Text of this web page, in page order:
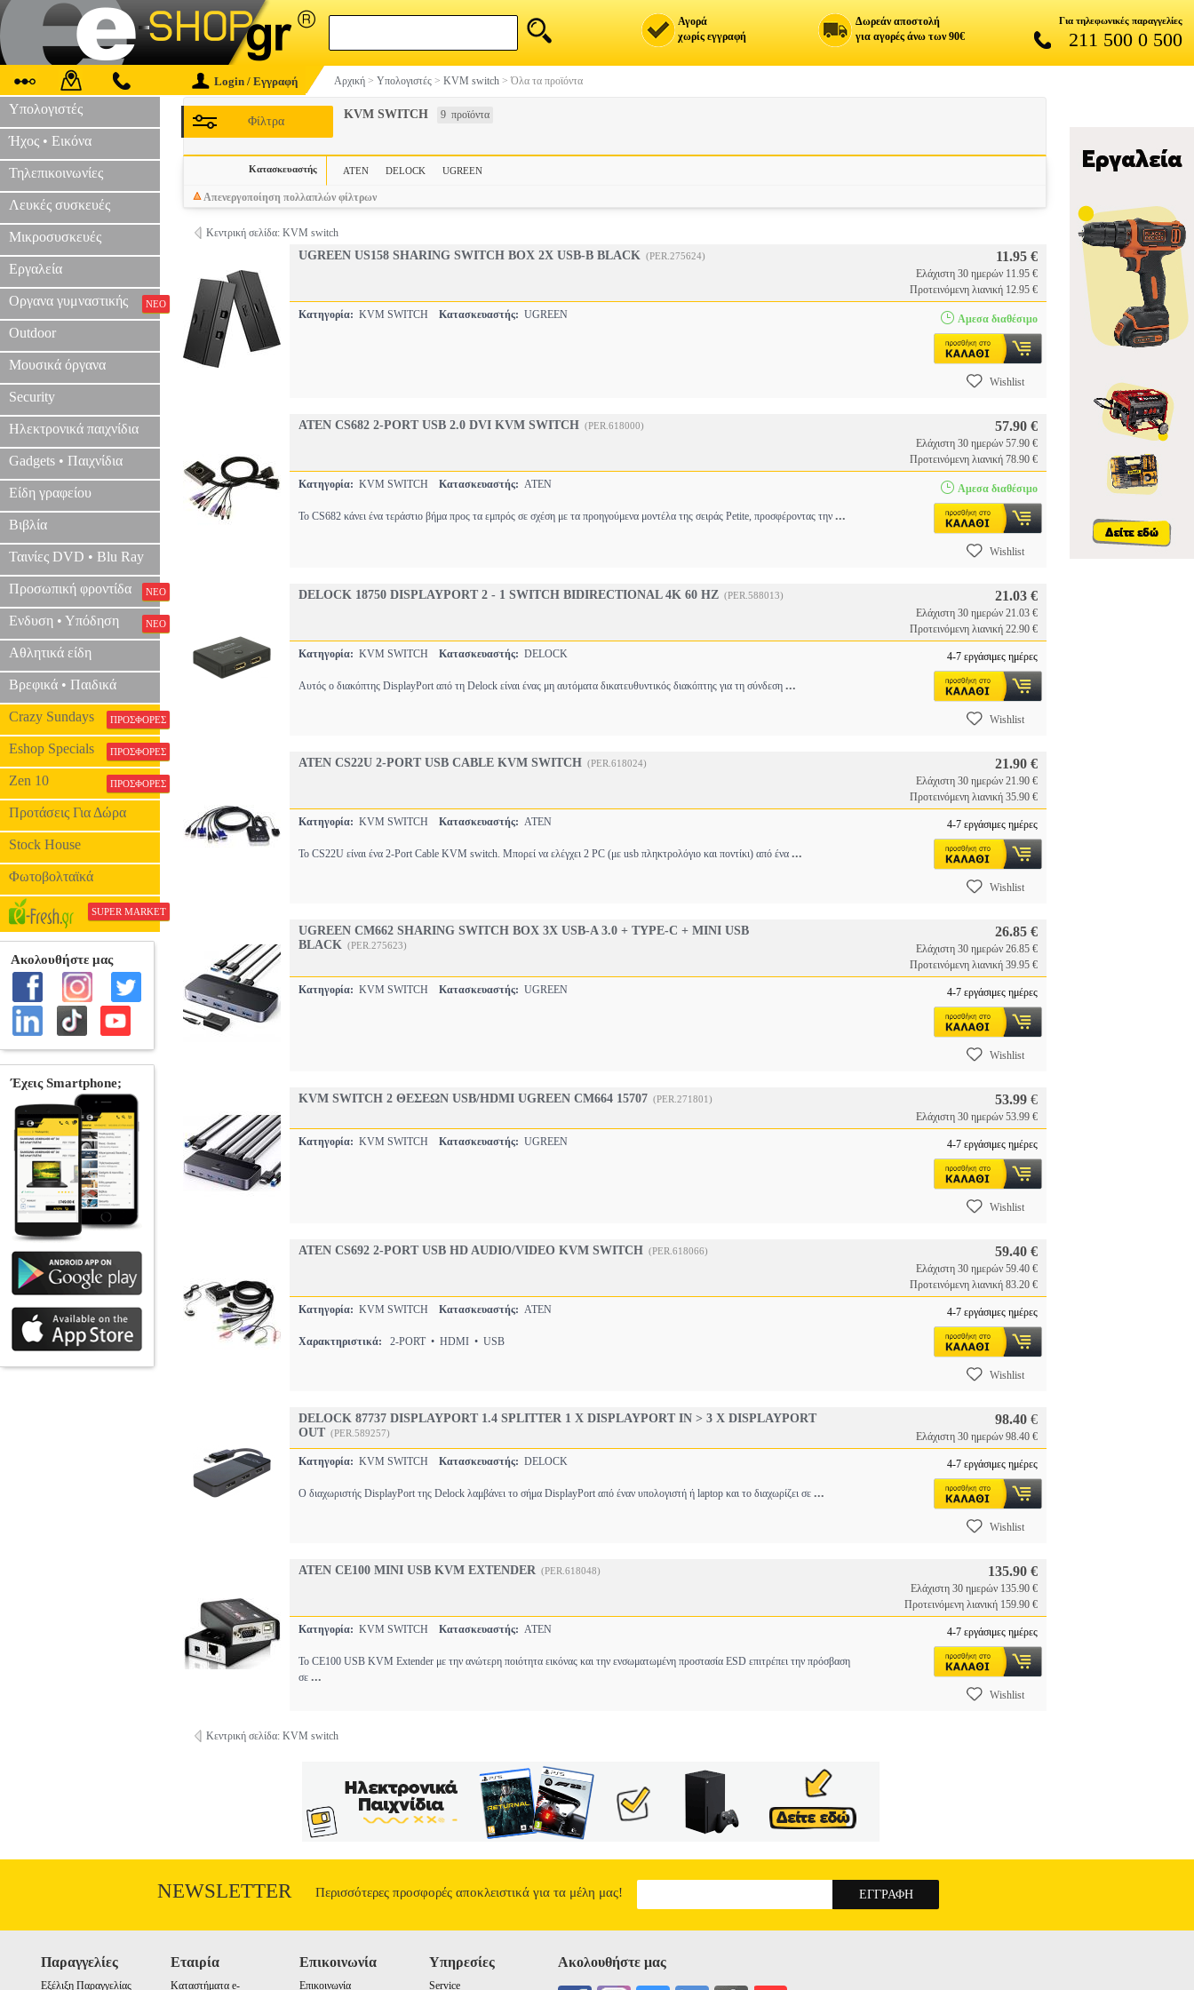
Αγορά
χωρίς εγγραφή
Δωρεάν αποστολή
για αγορές άνω των 90€
Για τηλεφωνικές παραγγελίες
211 500 0 500
Login / Εγγραφή Αρχική > Υπολογιστές > KVM switch >Όλα τα προϊόντα
Υπολογιστές
Ήχος • Εικόνα
Τηλεπικοινωνίες
Λευκές συσκευές
Μικροσυσκευές
Εργαλεία
Οργανα γυμναστικής ΝΕΟ
Outdoor
Μουσικά όργανα
Security
Ηλεκτρονικά παιχνίδια
Gadgets • Παιχνίδια
Είδη γραφείου
Βιβλία
Ταινίες DVD • Blu Ray
Προσωπική φροντίδα ΝΕΟ
Ενδυση • Υπόδηση ΝΕΟ
Αθλητικά είδη
Βρεφικά • Παιδικά
Crazy Sundays ΠΡΟΣΦΟΡΕΣ
Eshop Specials ΠΡΟΣΦΟΡΕΣ
Zen 10 ΠΡΟΣΦΟΡΕΣ
Προτάσεις Για Δώρα
Stock House
Φωτοβολταϊκά
SUPER MARKET
KVM SWITCH 9 προϊόντα
Φίλτρα
Κατασκευαστής ATEN DELOCK UGREEN
Απενεργοποίηση πολλαπλών φίλτρων
Κεντρική σελίδα: KVM switch
UGREEN US158 SHARING SWITCH BOX 2X USB-B BLACK (PER.275624) 11.95 €
Ελάχιστη 30 ημερών 11.95 €
Προτεινόμενη λιανική 12.95 €
Κατηγορία: KVM SWITCH Κατασκευαστής: UGREEN Αμεσα διαθέσιμο
Wishlist
ATEN CS682 2-PORT USB 2.0 DVI KVM SWITCH (PER.618000) 57.90 €
Ελάχιστη 30 ημερών 57.90 €
Προτεινόμενη λιανική 78.90 €
Κατηγορία: KVM SWITCH Κατασκευαστής: ATEN
Το CS682 κάνει ένα τεράστιο βήμα προς τα εμπρός σε σχέση με τα προηγούμενα μοντέλα της σειράς Petite, προσφέροντας την ...
Αμεσα διαθέσιμο
Wishlist
DELOCK 18750 DISPLAYPORT 2 - 1 SWITCH BIDIRECTIONAL 4K 60 HZ (PER.588013) 21.03 €
Ελάχιστη 30 ημερών 21.03 €
Προτεινόμενη λιανική 22.90 €
Κατηγορία: KVM SWITCH Κατασκευαστής: DELOCK
Αυτός ο διακόπτης DisplayPort από τη Delock είναι ένας μη αυτόματα δικατευθυντικός διακόπτης για τη σύνδεση ...
4-7 εργάσιμες ημέρες
Wishlist
ATEN CS22U 2-PORT USB CABLE KVM SWITCH (PER.618024) 21.90 €
Ελάχιστη 30 ημερών 21.90 €
Προτεινόμενη λιανική 35.90 €
Κατηγορία: KVM SWITCH Κατασκευαστής: ATEN
Το CS22U είναι ένα 2-Port Cable KVM switch. Μπορεί να ελέγχει 2 PC (με usb πληκτρολόγιο και ποντίκι) από ένα ...
4-7 εργάσιμες ημέρες
Wishlist
UGREEN CM662 SHARING SWITCH BOX 3X USB-A 3.0 + TYPE-C + MINI USB
BLACK (PER.275623)
26.85 €
Ελάχιστη 30 ημερών 26.85 €
Προτεινόμενη λιανική 39.95 €
Κατηγορία: KVM SWITCH Κατασκευαστής: UGREEN 4-7 εργάσιμες ημέρες
Wishlist
KVM SWITCH 2 ΘΕΣΕΩΝ USB/HDMI UGREEN CM664 15707 (PER.271801) 53.99 €
Ελάχιστη 30 ημερών 53.99 €
Κατηγορία: KVM SWITCH Κατασκευαστής: UGREEN 4-7 εργάσιμες ημέρες
Wishlist
ATEN CS692 2-PORT USB HD AUDIO/VIDEO KVM SWITCH (PER.618066) 59.40 €
Ελάχιστη 30 ημερών 59.40 €
Προτεινόμενη λιανική 83.20 €
Κατηγορία: KVM SWITCH Κατασκευαστής: ATEN
Χαρακτηριστικά: 2-PORT • HDMI • USB
4-7 εργάσιμες ημέρες
Wishlist
DELOCK 87737 DISPLAYPORT 1.4 SPLITTER 1 X DISPLAYPORT IN > 3 X DISPLAYPORT
OUT (PER.589257)
98.40 €
Ελάχιστη 30 ημερών 98.40 €
Κατηγορία: KVM SWITCH Κατασκευαστής: DELOCK
Ο διαχωριστής DisplayPort της Delock λαμβάνει το σήμα DisplayPort από έναν υπολογιστή ή laptop και το διαχωρίζει σε ...
4-7 εργάσιμες ημέρες
Wishlist
ATEN CE100 MINI USB KVM EXTENDER (PER.618048) 135.90 €
Ελάχιστη 30 ημερών 135.90 €
Προτεινόμενη λιανική 159.90 €
Κατηγορία: KVM SWITCH Κατασκευαστής: ATEN
To CE100 USB KVM Extender με την ανώτερη ποιότητα εικόνας και την ενσωματωμένη προστασία ESD επιτρέπει την πρόσβαση
σε ...
4-7 εργάσιμες ημέρες
Wishlist
Κεντρική σελίδα: KVM switch
NEWSLETTER Περισσότερες προσφορές αποκλειστικά για τα μέλη μας!
Παραγγελίες
Εξέλιξη Παραγγελίας
Εταιρία
Καταστήματα e-
Επικοινωνία
Επικοινωνία
Υπηρεσίες
Service
Ακολουθήστε μας